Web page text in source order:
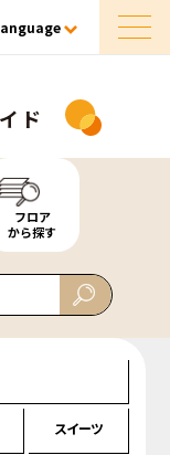
ド
フロア
から探す
スイーツ